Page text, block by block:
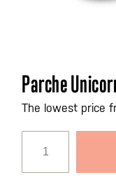
Saltar
al
comienzo
galería
de
Parche
The lowest price